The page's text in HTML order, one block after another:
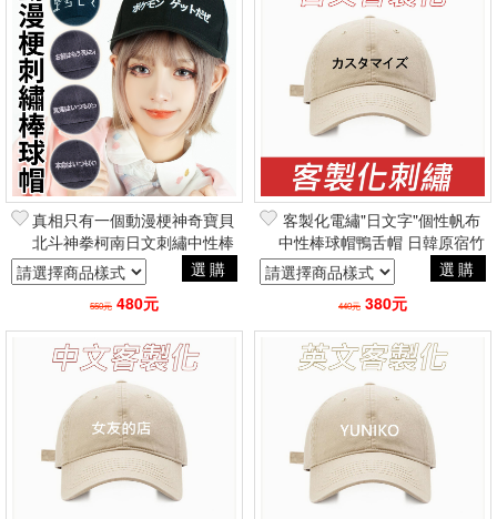
真相只有一個動漫梗神奇寶貝
北斗神拳柯南日文刺繡中性棒
球帽 吉兒原創二次元原宿街頭
嘻哈
選購
550元 480元
客製化電繡"日文字"個性帆布
中性棒球帽鴨舌帽 日韓原宿竹
下通街頭潮流
選購
440元 380元